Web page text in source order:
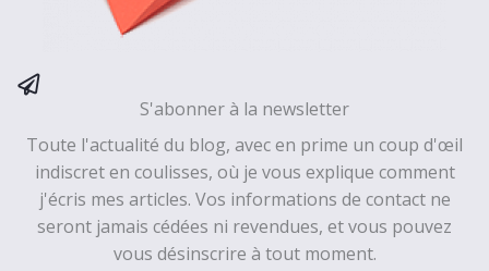
S'abonner à la newsletter
Toute l'actualité du blog, avec en prime un coup d'œil
indiscret en coulisses, où je vous explique comment
j'écris mes articles. Vos informations de contact ne
seront jamais cédées ni revendues, et vous pouvez
vous désinscrire à tout moment.